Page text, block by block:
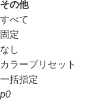
その他
すべて
固定
なし
カラープリセット
一括指定
p0